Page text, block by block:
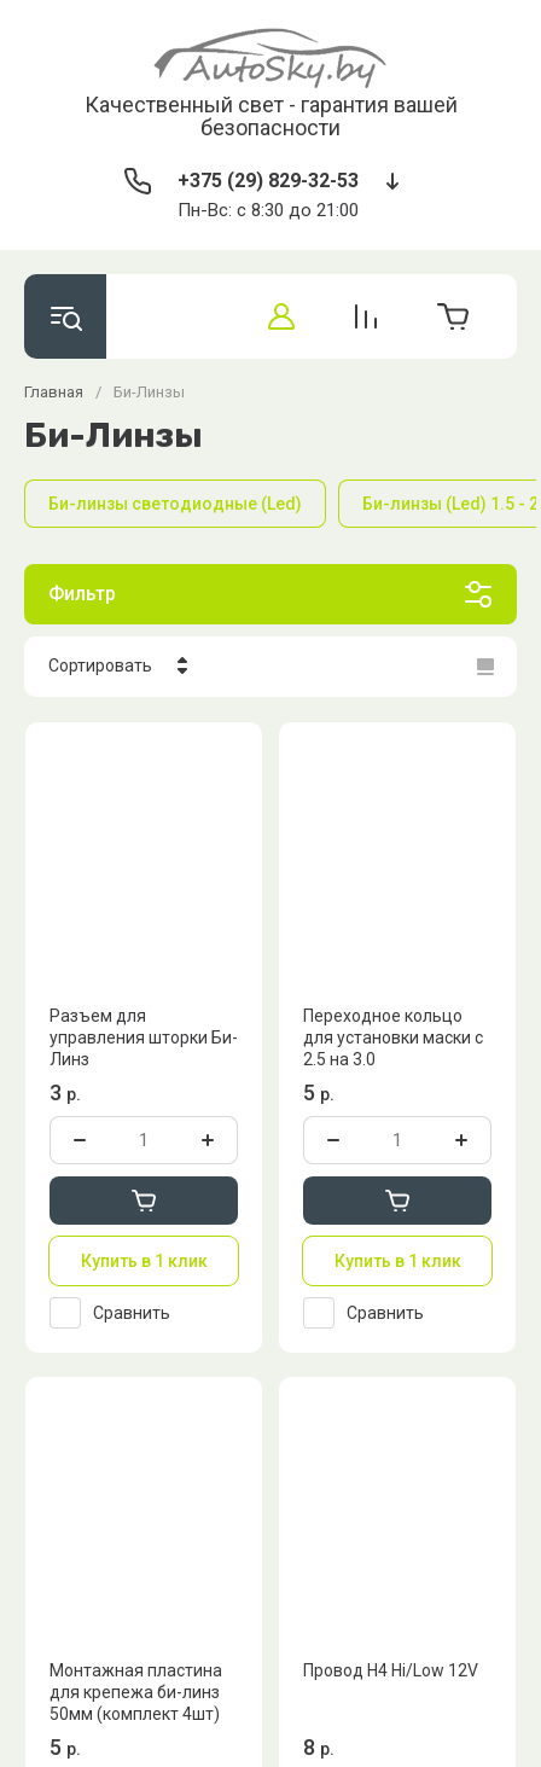
Качественный свет - гарантия вашей
безопасности
+375 (29) 829-32-53
Пн-Вс: с 8:30 до 21:00
Главная / Би-Линзы
Би-Линзы
Би-линзы светодиодные (Led) Би-линзы (Led) 1.5 -
Фильтр
Сортировать
Разъем для
управления шторки Би-
Линз
3 р.
Купить в 1 клик
Сравнить
Переходное кольцо
для установки маски с
2.5 на 3.0
5 р.
Купить в 1 клик
Сравнить
Монтажная пластина
для крепежа би-линз
50мм (комплект 4шт)
5 р.
Провод H4 Hi/Low 12V
8 р.